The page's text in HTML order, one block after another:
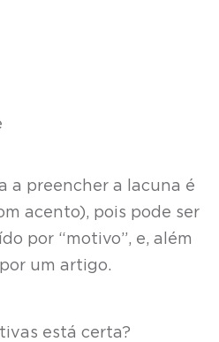
a preencher a lacuna é
acento), pois pode ser
por “motivo”, e, além
um artigo.
está certa?